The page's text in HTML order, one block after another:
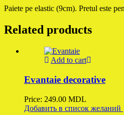
Paiete pe elastic (9cm). Pretul este
Related products
Add to cart
Evantaie decorative
Price: 249.00 MDL
Добавить в список желаний